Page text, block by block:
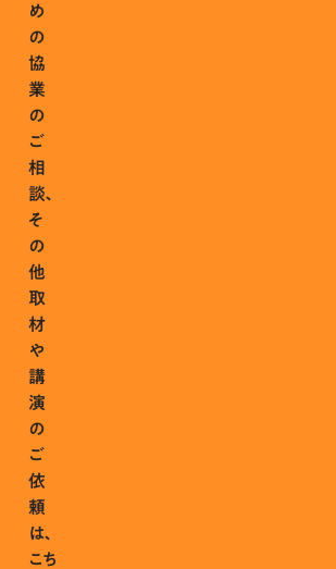
め
の
協
業
の
ご
相
談、
そ
の
他
取
材
や
講
演
の
ご
依
頼
は、
こち